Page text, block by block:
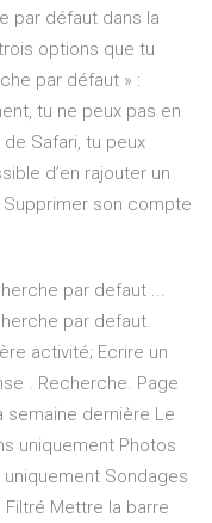
par défaut dans la
options que tu
par défaut » :
tu ne peux pas en
Safari, tu peux
d’en rajouter un
Supprimer son compte
par defaut ...
par defaut.
activité; Ecrire un
. Recherche. Page
semaine dernière Le
uniquement Photos
Sondages
Mettre la barre